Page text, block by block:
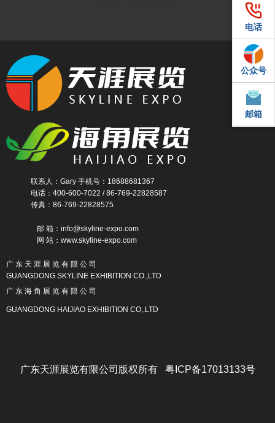
电话
QQ
邮箱
电话
公众号
邮箱
联系人：Gary 手机号：18688681367
电话：400-600-7022 / 86-769-22828587
传真：86-769-22828575
邮 箱：info@skyline-expo.com
网 站：www.skyline-expo.com
广 东 天 涯 展 览 有 限 公 司
GUANGDONG SKYLINE EXHIBITION CO.,LTD
广 东 海 角 展 览 有 限 公 司
GUANGDONG HAIJIAO EXHIBITION CO,.LTD
广东天涯展览有限公司版权所有 粤ICP备17013133号